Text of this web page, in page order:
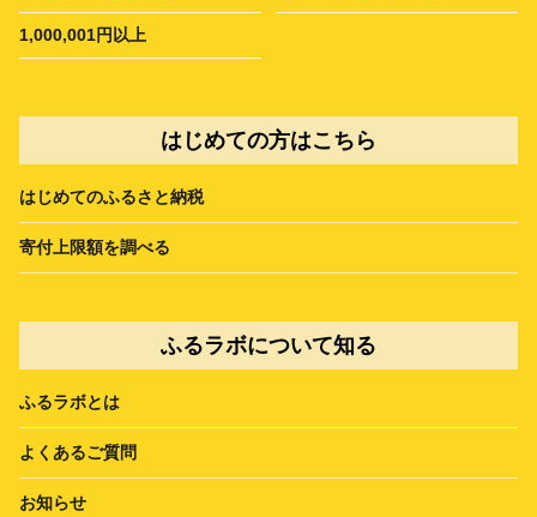
1,000,001円以上
はじめての方はこちら
はじめてのふるさと納税
寄付上限額を調べる
ふるラボについて知る
ふるラボとは
よくあるご質問
お知らせ